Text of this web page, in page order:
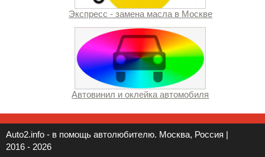
Экспресс - замена масла в Москве
Автовинил и оклейка автомобиля
Auto2.info - в помощь автолюбителю. Москва, Россия |
2016 - 2026